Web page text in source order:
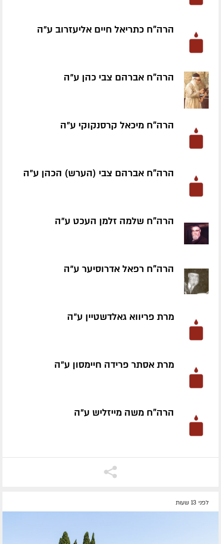
הרה"ח כתריאל חיים אליעזרוב ע״ה
הרה"ח אברהם צבי כהן ע״ה
הרה"ח מיכאל קרסנקוקי ע״ה
הרה"ח אברהם צבי (הערש) הכהן ע״ה
הרה"ח שלמה זלמן העכט ע״ה
הרה"ח רפאל אדרוסיער ע״ה
מרת פריווא גאלדשטיין ע״ה
מרת אסתר פרידה חיימסון ע״ה
הרה"ח משה מייזליש ע״ה
לפני 13 שעות